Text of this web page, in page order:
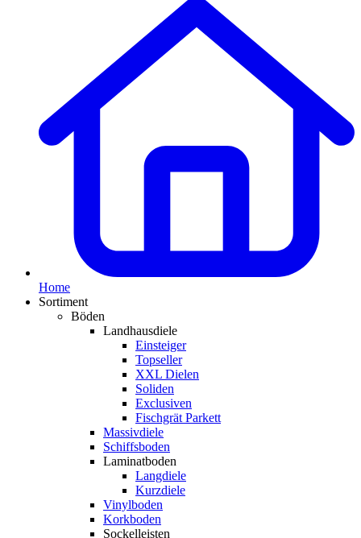
Home
Sortiment
Böden
Landhausdiele
Einsteiger
Topseller
XXL Dielen
Soliden
Exclusiven
Fischgrät Parkett
Massivdiele
Schiffsboden
Laminatboden
Langdiele
Kurzdiele
Vinylboden
Korkboden
Sockelleisten